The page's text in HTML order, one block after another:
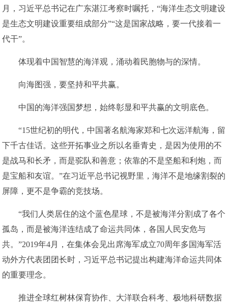
月，习近平总书记在广东湛江考察时嘱托，“海洋生态文明建设
是生态文明建设重要组成部分”“这是国家战略，要一代接着一
代干”。
体现着中国智慧的海洋观，涌动着民胞物与的深情。
向海图强，要坚持和平共赢。
中国的海洋强国梦想，始终彰显和平共赢的文明底色。
“15世纪初的明代，中国著名航海家郑和七次远洋航海，留
下千古佳话。这些开拓事业之所以名垂青史，是因为使用的不
是战马和长矛，而是驼队和善意；依靠的不是坚船和利炮，而
是宝船和友谊。”在习近平总书记视野里，海洋不是地缘割裂的
屏障，更不是争霸的竞技场。
“我们人类居住的这个蓝色星球，不是被海洋分割成了各个
孤岛，而是被海洋连结成了命运共同体，各国人民安危与
共。”2019年4月，在集体会见出席海军成立70周年多国海军活
动外方代表团团长时，习近平总书记提出构建海洋命运共同体
的重要理念。
推进全球红树林保育协作、大洋联合科考、极地科研数据